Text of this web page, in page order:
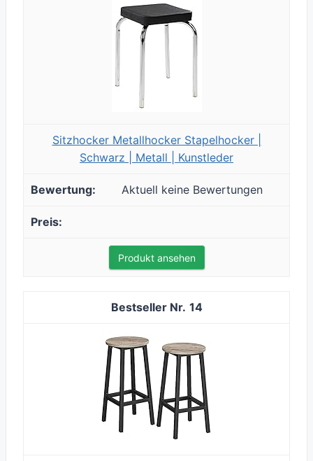
Sitzhocker Metallhocker Stapelhocker |
Schwarz | Metall | Kunstleder
Aktuell keine Bewertungen
Produkt ansehen
14